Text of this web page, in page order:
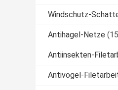
Windschutz-
Antihagel-Netze
Antiinsekten-
Antivogel-